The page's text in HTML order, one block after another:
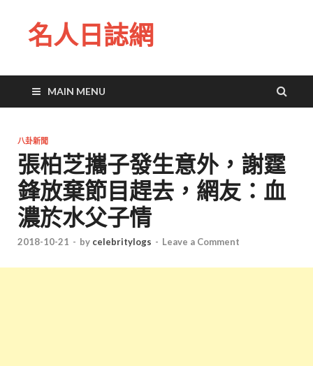
名人日誌網
MAIN MENU
八卦新聞
張柏芝攜子發生意外，謝霆
鋒放棄節目趕去，網友：血
濃於水父子情
2018-10-21 - by celebritylogs - Leave a Comment